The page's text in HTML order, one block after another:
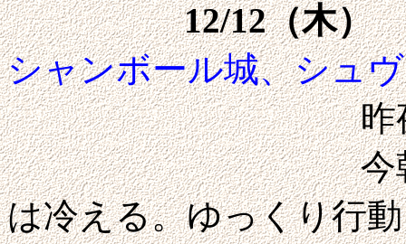
12/12（木）
シャンボール城、シュ
昨夜は風邪
今朝も零下の
は冷える。ゆっくり行